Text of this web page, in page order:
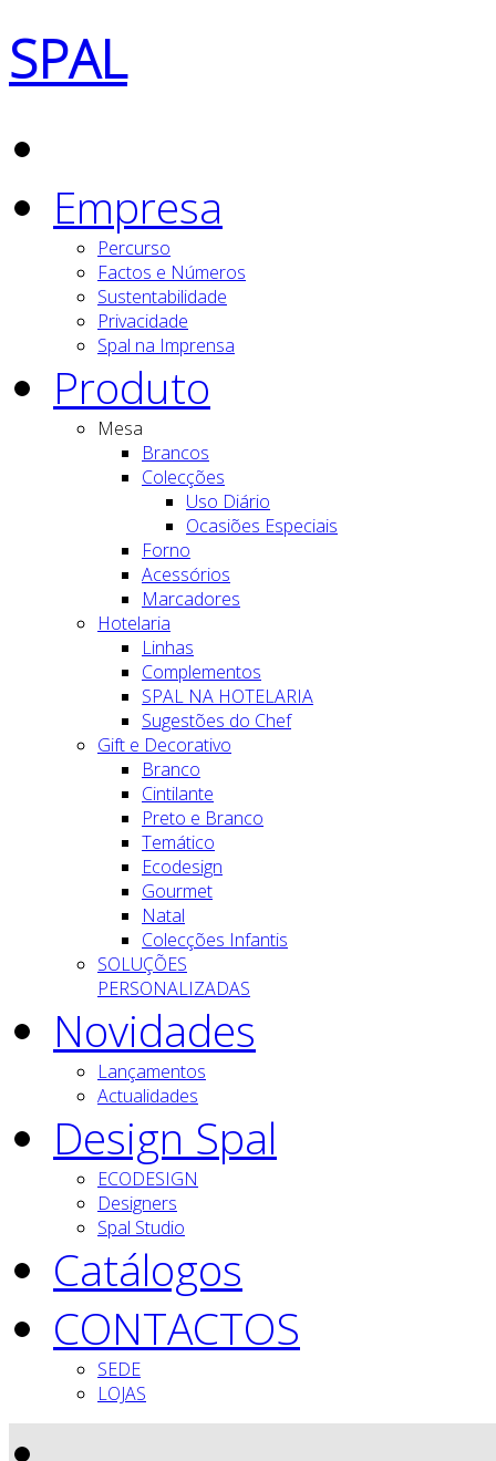
SPAL
Empresa
Percurso
Factos e Números
Sustentabilidade
Privacidade
Spal na Imprensa
Produto
Mesa
Brancos
Colecções
Uso Diário
Ocasiões Especiais
Forno
Acessórios
Marcadores
Hotelaria
Linhas
Complementos
SPAL NA HOTELARIA
Sugestões do Chef
Gift e Decorativo
Branco
Cintilante
Preto e Branco
Temático
Ecodesign
Gourmet
Natal
Colecções Infantis
SOLUÇÕES
PERSONALIZADAS
Novidades
Lançamentos
Actualidades
Design Spal
ECODESIGN
Designers
Spal Studio
Catálogos
CONTACTOS
SEDE
LOJAS